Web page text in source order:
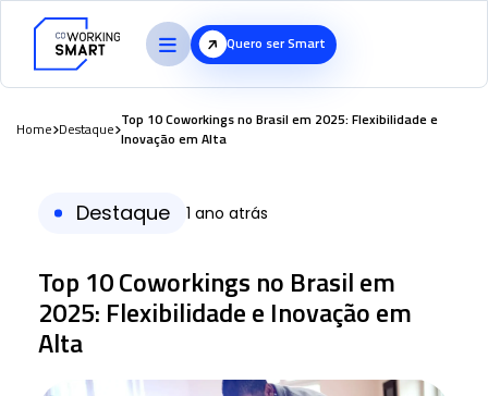
Quero ser Smart
Home Destaque Top 10 Coworkings no Brasil em 2025: Flexibilidade e
Inovação em Alta
Destaque 1 ano atrás
Top 10 Coworkings no Brasil em
2025: Flexibilidade e Inovação em
Alta